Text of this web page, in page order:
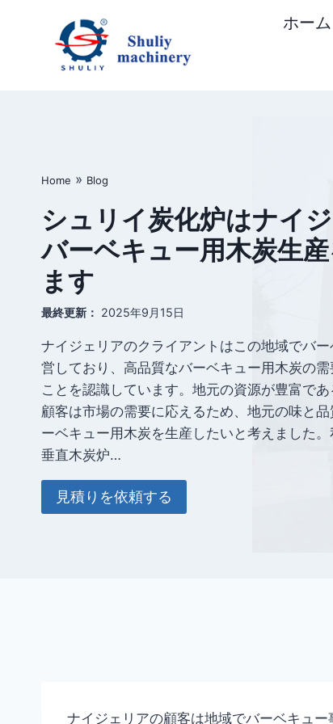
ホーム
Home » Blog
シュリイ炭化炉はナイ
バーベキュー用木炭生
ます
最終更新： 2025年9月15日
ナイジェリアのクライアントはこの地域でバ
営しており、高品質なバーベキュー用木炭の
ことを認識しています。地元の資源が豊富であ
顧客は市場の需要に応えるため、地元の味と
ーベキュー用木炭を生産したいと考えました。
垂直木炭炉…
見積りを依頼する
ナイジェリアの顧客は地域でバーベキュ